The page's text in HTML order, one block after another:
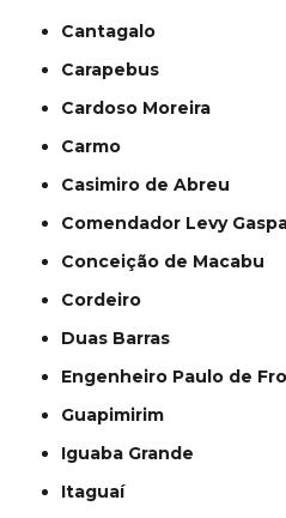
Cantagalo
Carapebus
Cardoso Moreira
Carmo
Casimiro de Abreu
Comendador Levy
Conceição de Macabu
Cordeiro
Duas Barras
Engenheiro Paulo de
Guapimirim
Iguaba Grande
Itaguaí